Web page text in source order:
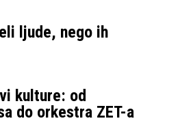
ljude, nego ih
kulture: od
do orkestra ZET-a